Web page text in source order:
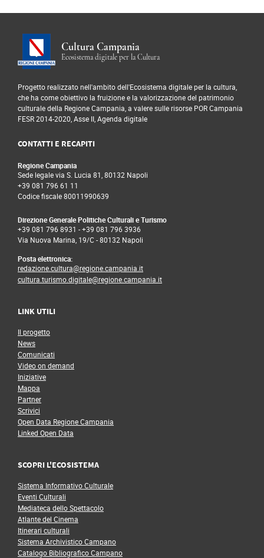
Cultura Campania
Ecosistema digitale per la Cultura
Progetto realizzato nell'ambito dell'Ecosistema digitale per la cultura,
che ha come obiettivo la fruizione e la valorizzazione del patrimonio
culturale della Regione Campania, a valere sulle risorse POR Campania
FESR 2014-2020, Asse II, Agenda digitale
CONTATTI E RECAPITI
Regione Campania
Sede legale via S. Lucia 81, 80132 Napoli
+39 081 796 61 11
Codice fiscale 80011990639
Direzione Generale Politiche Culturali e Turismo
+39 081 796 8931 -+39 081 796 3936
Via Nuova Marina, 19/C - 80132 Napoli
Posta elettronica:
redazione.cultura@regione.campania.it
cultura.turismo.digitale@regione.campania.it
LINK UTILI
Il progetto
News
Comunicati
Video on demand
Iniziative
Mappa
Partner
Scrivici
Open Data Regione Campania
Linked Open Data
SCOPRI L'ECOSISTEMA
Sistema Informativo Culturale
Eventi Culturali
Mediateca dello Spettacolo
Atlante del Cinema
Itinerari culturali
Sistema Archivistico Campano
Catalogo Bibliografico Campano